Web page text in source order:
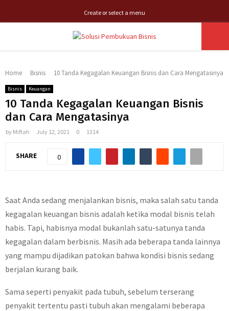
Create or select a menu
MENU
Home Bisnis 10 Tanda Kegagalan Keuangan Bisnis dan Cara Mengatasinya
Bisnis Keuangan
10 Tanda Kegagalan Keuangan Bisnis
dan Cara Mengatasinya
by Miftah July 12, 2021 0 1314
SHARE 0
Saat Anda sedang menjalankan bisnis, maka salah satu tanda
kegagalan keuangan bisnis adalah ketika modal bisnis telah
habis. Tapi, habisnya modal bukanlah satu-satunya tanda
kegagalan dalam berbisnis. Masih ada beberapa tanda lainnya
yang mampu dijadikan patokan bahwa kondisi bisnis sedang
berjalan kurang baik.
Sama seperti penyakit pada tubuh, sebelum terserang
penyakit tertentu pasti tubuh akan mengalami beberapa